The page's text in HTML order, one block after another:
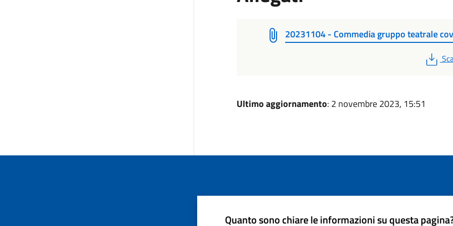
20231104 - Commedia gruppo teatrale
Ultimo aggiornamento: 2 novembre 2023, 15:51
Quanto sono chiare le informazioni su questa